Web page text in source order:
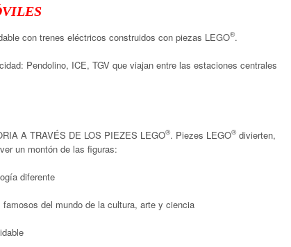
con trenes eléctricos construidos con piezas LEGO®.
Pendolino, ICE, TGV que viajan entre las estaciones centrales
A TRAVÉS DE LOS PIEZES LEGO®. Piezes LEGO® divierten,
un montón de las figuras:
diferente
del mundo de la cultura, arte y ciencia